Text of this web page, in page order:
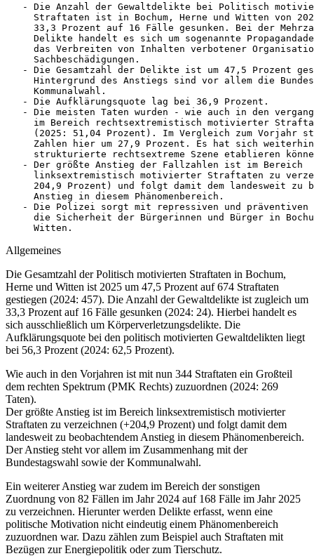
- Die Anzahl der Gewaltdelikte bei Politisch
Straftaten ist in Bochum, Herne und Witten von
33,3 Prozent auf 16 Fälle gesunken. Bei der
Delikte handelt es sich um sogenannte
das Verbreiten von Inhalten verbotener
     Sachbeschädigungen.
- Die Gesamtzahl der Delikte ist um 47,5 Prozent
Hintergrund des Anstiegs sind vor allem die
     Kommunalwahl.
   - Die Aufklärungsquote lag bei 36,9 Prozent.
- Die meisten Taten wurden - wie auch in den
im Bereich rechtsextremistisch motivierter
(2025: 51,04 Prozent). Im Vergleich zum Vorjahr
Zahlen hier um 27,9 Prozent. Es hat sich
strukturierte rechtsextreme Szene etablieren
   - Der größte Anstieg der Fallzahlen ist im Bereich
linksextremistisch motivierter Straftaten zu
204,9 Prozent) und folgt damit dem landesweit zu
     Anstieg in diesem Phänomenbereich.
- Die Polizei sorgt mit repressiven und
die Sicherheit der Bürgerinnen und Bürger in
     Witten.
Allgemeines
Die Gesamtzahl der Politisch motivierten Straftaten in Bochum,
Herne und Witten ist 2025 um 47,5 Prozent auf 674 Straftaten
gestiegen (2024: 457). Die Anzahl der Gewaltdelikte ist zugleich um
33,3 Prozent auf 16 Fälle gesunken (2024: 24). Hierbei handelt es
sich ausschließlich um Körperverletzungsdelikte. Die
Aufklärungsquote bei den politisch motivierten Gewaltdelikten liegt
bei 56,3 Prozent (2024: 62,5 Prozent).
Wie auch in den Vorjahren ist mit nun 344 Straftaten ein Großteil
dem rechten Spektrum (PMK Rechts) zuzuordnen (2024: 269
Taten).
Der größte Anstieg ist im Bereich linksextremistisch motivierter
Straftaten zu verzeichnen (+204,9 Prozent) und folgt damit dem
landesweit zu beobachtendem Anstieg in diesem Phänomenbereich.
Der Anstieg steht vor allem im Zusammenhang mit der
Bundestagswahl sowie der Kommunalwahl.
Ein weiterer Anstieg war zudem im Bereich der sonstigen
Zuordnung von 82 Fällen im Jahr 2024 auf 168 Fälle im Jahr 2025
zu verzeichnen. Hierunter werden Delikte erfasst, wenn eine
politische Motivation nicht eindeutig einem Phänomenbereich
zuzuordnen war. Dazu zählen zum Beispiel auch Straftaten mit
Bezügen zur Energiepolitik oder zum Tierschutz.